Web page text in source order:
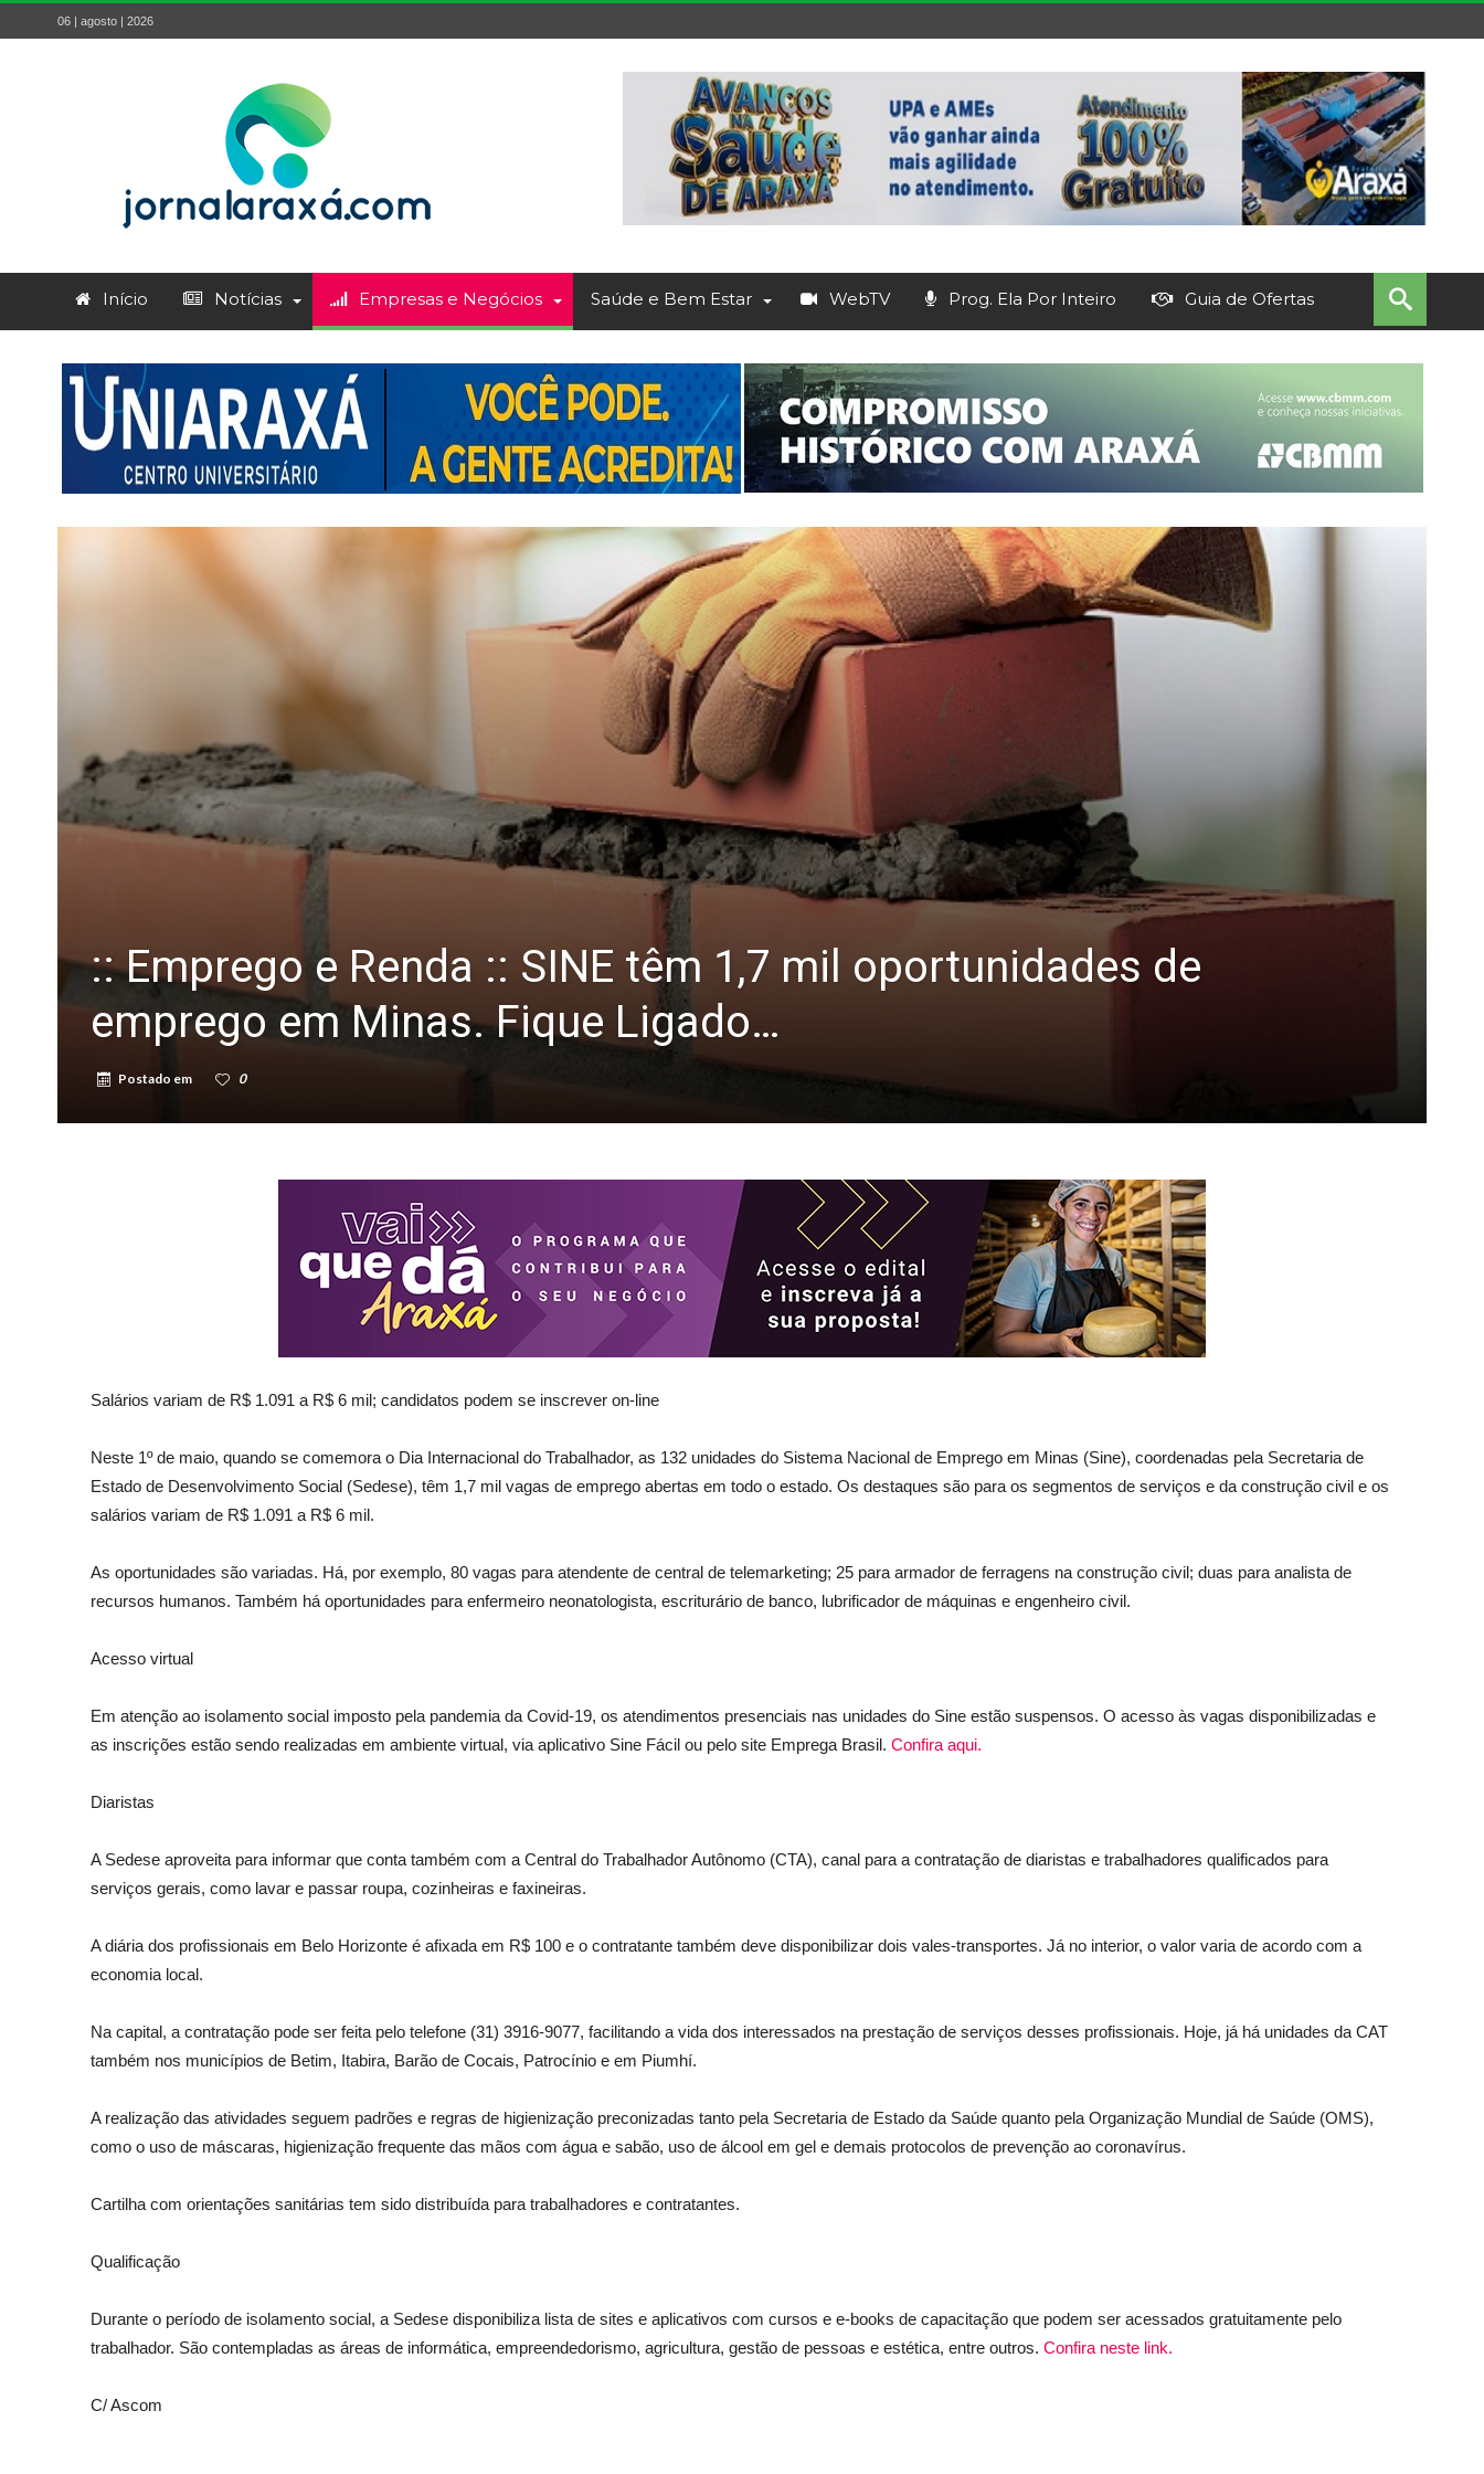
06 | agosto | 2026
Início Notícias Empresas e Negócios Saúde e Bem Estar WebTV Prog. Ela Por Inteiro Guia de Ofertas
:: Emprego e Renda :: SINE têm 1,7 mil oportunidades de
emprego em Minas. Fique Ligado…
Postado em 0
Salários variam de R$ 1.091 a R$ 6 mil; candidatos podem se inscrever on-line
Neste 1º de maio, quando se comemora o Dia Internacional do Trabalhador, as 132 unidades do Sistema Nacional de Emprego em Minas (Sine), coordenadas pela Secretaria de
Estado de Desenvolvimento Social (Sedese), têm 1,7 mil vagas de emprego abertas em todo o estado. Os destaques são para os segmentos de serviços e da construção civil e os
salários variam de R$ 1.091 a R$ 6 mil.
As oportunidades são variadas. Há, por exemplo, 80 vagas para atendente de central de telemarketing; 25 para armador de ferragens na construção civil; duas para analista de
recursos humanos. Também há oportunidades para enfermeiro neonatologista, escriturário de banco, lubrificador de máquinas e engenheiro civil.
Acesso virtual
Em atenção ao isolamento social imposto pela pandemia da Covid-19, os atendimentos presenciais nas unidades do Sine estão suspensos. O acesso às vagas disponibilizadas e
as inscrições estão sendo realizadas em ambiente virtual, via aplicativo Sine Fácil ou pelo site Emprega Brasil. Confira aqui.
Diaristas
A Sedese aproveita para informar que conta também com a Central do Trabalhador Autônomo (CTA), canal para a contratação de diaristas e trabalhadores qualificados para
serviços gerais, como lavar e passar roupa, cozinheiras e faxineiras.
A diária dos profissionais em Belo Horizonte é afixada em R$ 100 e o contratante também deve disponibilizar dois vales-transportes. Já no interior, o valor varia de acordo com a
economia local.
Na capital, a contratação pode ser feita pelo telefone (31) 3916-9077, facilitando a vida dos interessados na prestação de serviços desses profissionais. Hoje, já há unidades da CAT
também nos municípios de Betim, Itabira, Barão de Cocais, Patrocínio e em Piumhí.
A realização das atividades seguem padrões e regras de higienização preconizadas tanto pela Secretaria de Estado da Saúde quanto pela Organização Mundial de Saúde (OMS),
como o uso de máscaras, higienização frequente das mãos com água e sabão, uso de álcool em gel e demais protocolos de prevenção ao coronavírus.
Cartilha com orientações sanitárias tem sido distribuída para trabalhadores e contratantes.
Qualificação
Durante o período de isolamento social, a Sedese disponibiliza lista de sites e aplicativos com cursos e e-books de capacitação que podem ser acessados gratuitamente pelo
trabalhador. São contempladas as áreas de informática, empreendedorismo, agricultura, gestão de pessoas e estética, entre outros. Confira neste link.
C/ Ascom